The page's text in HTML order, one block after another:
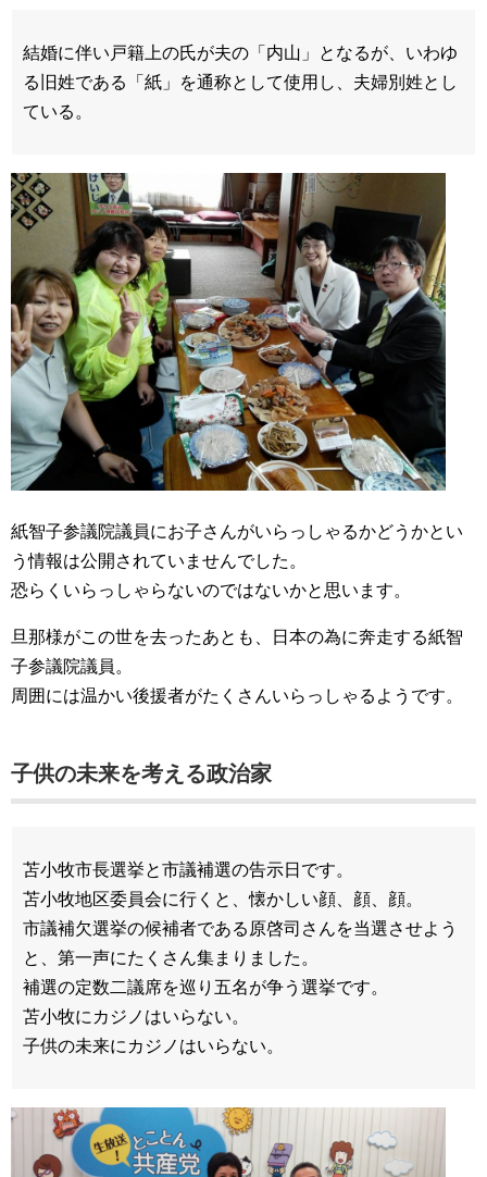
結婚に伴い戸籍上の氏が夫の「内山」となるが、いわゆ
る旧姓である「紙」を通称として使用し、夫婦別姓とし
ている。
紙智子参議院議員にお子さんがいらっしゃるかどうかとい
う情報は公開されていませんでした。
恐らくいらっしゃらないのではないかと思います。
旦那様がこの世を去ったあとも、日本の為に奔走する紙智
子参議院議員。
周囲には温かい後援者がたくさんいらっしゃるようです。
子供の未来を考える政治家
苫小牧市長選挙と市議補選の告示日です。
苫小牧地区委員会に行くと、懐かしい顔、顔、顔。
市議補欠選挙の候補者である原啓司さんを当選させよう
と、第一声にたくさん集まりました。
補選の定数二議席を巡り五名が争う選挙です。
苫小牧にカジノはいらない。
子供の未来にカジノはいらない。